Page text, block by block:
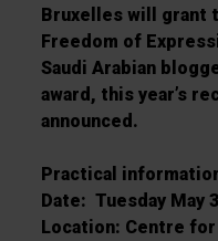
Bruxelles will grant
Freedom of
Saudi Arabian
award, this year’s
announced.
Practical
Date:Tuesday May
Location: Centre for